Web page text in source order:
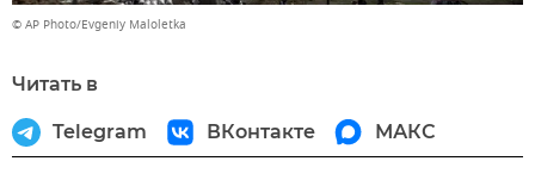
© AP Photo/Evgeniy Maloletka
Читать в
Telegram ВКонтакте МАКС